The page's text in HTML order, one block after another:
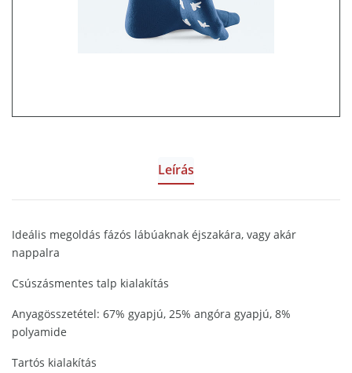
Leírás
Ideális megoldás fázós lábúaknak éjszakára, vagy akár
nappalra
Csúszásmentes talp kialakítás
Anyagösszetétel: 67% gyapjú, 25% angóra gyapjú, 8%
polyamide
Tartós kialakítás